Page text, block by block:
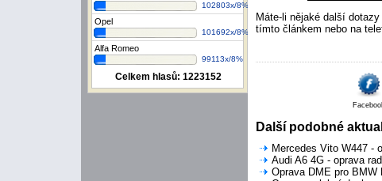
102803x/8%
Opel
101692x/8%
Alfa Romeo
99113x/8%
Celkem hlasů: 1223152
Máte-li nějaké další
tímto článkem nebo na
Další podobné
Mercedes Vito W447 -
Audi A6 4G - oprava
Oprava DME pro